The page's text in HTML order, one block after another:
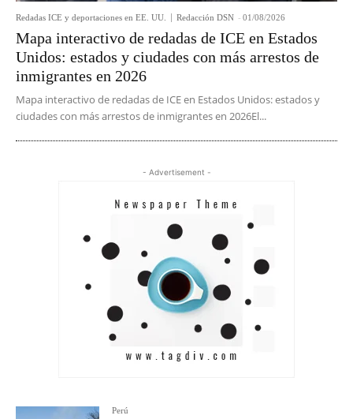
Redadas ICE y deportaciones en EE. UU. Redacción DSN - 01/08/2026
Mapa interactivo de redadas de ICE en Estados
Unidos: estados y ciudades con más arrestos de
inmigrantes en 2026
Mapa interactivo de redadas de ICE en Estados Unidos: estados y
ciudades con más arrestos de inmigrantes en 2026El...
- Advertisement -
Perú